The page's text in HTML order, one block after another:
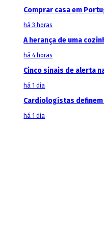
Comprar casa em
há 3 horas
A herança de uma
há 4 horas
Cinco sinais de alerta
há 1 dia
Cardiologistas
há 1 dia